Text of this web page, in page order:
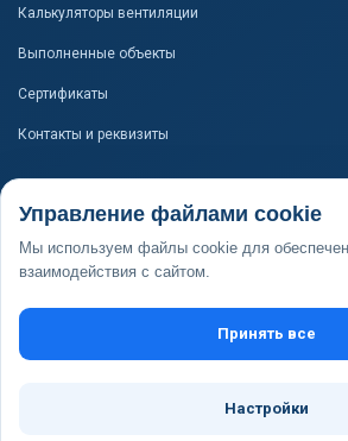
Калькуляторы вентиляции
Выполненные объекты
Сертификаты
Контакты и реквизиты
ivent37@list.ru
г. Иваново, пер. 1-й Подъельновский, д.
Управление файлами cookie
Мы используем файлы cookie для
взаимодействия с сайтом.
Принять все
Настройки